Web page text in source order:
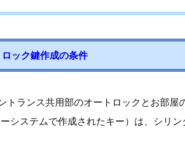
ック鍵作成の条件
トランス共用部のオートロックとお部屋
ーシステムで作成されたキー）は、シリ